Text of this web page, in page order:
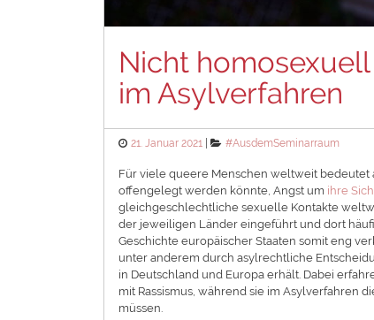
Nicht
im Asylverfahren
Posted
21. Januar 2021 Categories
#AusdemSeminarraum
Für viele queere Menschen weltweit
offengelegt werden könnte, Angst um ihre
gleichgeschlechtliche sexuelle Kontakte
der jeweiligen Länder eingeführt und dort
Geschichte europäischer Staaten somit eng
unter anderem durch asylrechtliche
in Deutschland und Europa erhält. Dabei
mit Rassismus, während sie im Asylverfahren
müssen.